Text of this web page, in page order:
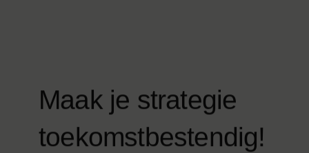
Maak je strategie
toekomstbestendig!